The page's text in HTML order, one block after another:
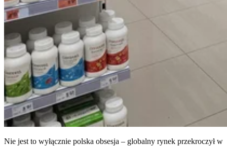
Nie jest to wyłącznie polska obsesja – globalny rynek przekroczył w